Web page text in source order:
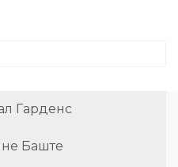
Гарденс
Баште